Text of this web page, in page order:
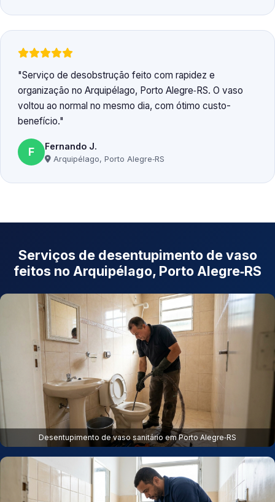
Serviço de desobstrução feito com rapidez e
organização no Arquipélago, Porto Alegre‑RS. O vaso
voltou ao normal no mesmo dia, com ótimo custo-
benefício.
F Fernando J.
Arquipélago, Porto Alegre‑RS
Serviços de desentupimento de vaso
feitos no Arquipélago, Porto Alegre‑RS
Desentupimento de vaso sanitário em Porto Alegre‑RS